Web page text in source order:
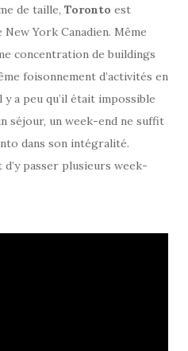
de taille, Toronto est
York Canadien. Même
concentration de buildings
foisonnement d’activités en
a peu qu’il était impossible
séjour, un week-end ne suffit
dans son intégralité.
passer plusieurs week-